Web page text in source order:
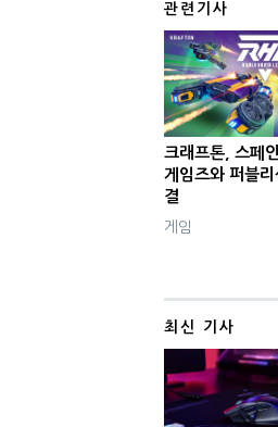
관련기사
크래프톤, 스페
게임즈와 퍼블리
결
게임
최신 기사